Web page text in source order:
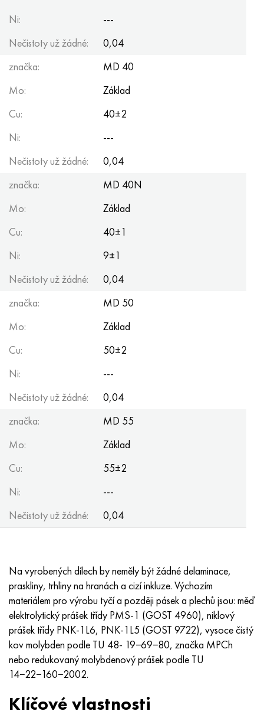
Ni:
---
Nečistoty už žádné:
0,04
značka:
MD 40
Mo:
Základ
Cu:
40±2
Ni:
---
Nečistoty už žádné:
0,04
značka:
MD 40N
Mo:
Základ
Cu:
40±1
Ni:
9±1
Nečistoty už žádné:
0,04
značka:
MD 50
Mo:
Základ
Cu:
50±2
Ni:
---
Nečistoty už žádné:
0,04
značka:
MD 55
Mo:
Základ
Cu:
55±2
Ni:
---
Nečistoty už žádné:
0,04
Na vyrobených dílech by neměly být žádné delaminace,
praskliny, trhliny na hranách a cizí inkluze. Výchozím
materiálem pro výrobu tyčí a později pásek a plechů jsou: měď
elektrolytický prášek třídy PMS-1 (GOST 4960), niklový
prášek třídy PNK-1L6, PNK-1L5 (GOST 9722), vysoce čistý
kov molybden podle TU 48- 19−69−80, značka MPCh
nebo redukovaný molybdenový prášek podle TU
14−22−160−2002.
Klíčové vlastnosti
Hastelloy C2000
Hastelloy 3
Hastelloy x
Udimet 720
45X, 45h, 1,7035
45HN2MFA, k2425, 45hnmf
A40G, 44smn28, 1.0762, 46s20